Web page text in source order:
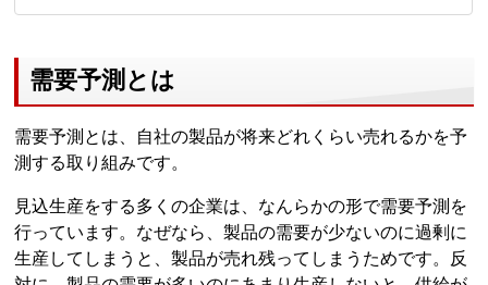
需要予測とは
需要予測とは、自社の製品が将来どれくらい売れるかを予
測する取り組みです。
見込生産をする多くの企業は、なんらかの形で需要予測を
行っています。なぜなら、製品の需要が少ないのに過剰に
生産してしまうと、製品が売れ残ってしまうためです。反